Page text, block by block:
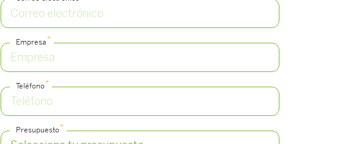
Empresa*
Teléfono*
Presupuesto*